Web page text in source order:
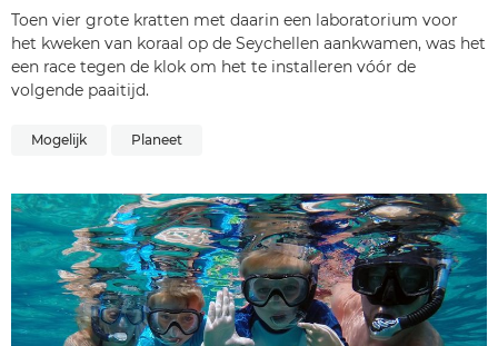
Toen vier grote kratten met daarin een laboratorium voor
het kweken van koraal op de Seychellen aankwamen, was het
een race tegen de klok om het te installeren vóór de
volgende paaitijd.
Mogelijk Planeet